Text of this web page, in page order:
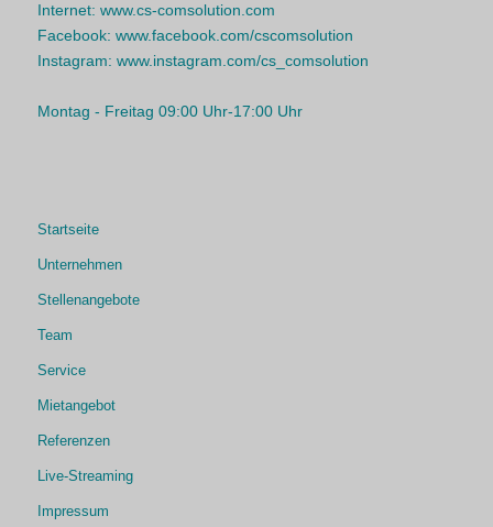
Internet: www.cs-comsolution.com
Facebook: www.facebook.com/cscomsolution
Instagram: www.instagram.com/cs_comsolution
Montag - Freitag 09:00 Uhr-17:00 Uhr
Startseite
Unternehmen
Stellenangebote
Team
Service
Mietangebot
Referenzen
Live-Streaming
Impressum